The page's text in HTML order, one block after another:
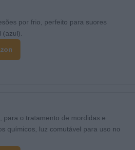
por frio, perfeito para suores
para o tratamento de mordidas e
químicos, luz comutável para uso no